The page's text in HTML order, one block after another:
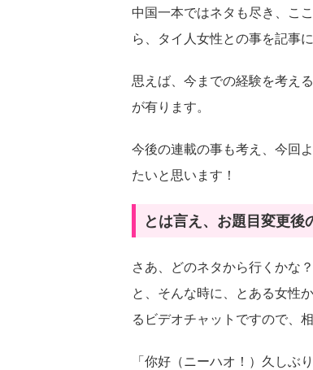
中国一本ではネタも尽き、こ
ら、タイ人女性との事を記事
思えば、今までの経験を考え
が有ります。
今後の連載の事も考え、今回
たいと思います！
とは言え、お題目変更後
さあ、どのネタから行くかな
と、そんな時に、とある女性
るビデオチャットですので、
「你好（ニーハオ！）久しぶ